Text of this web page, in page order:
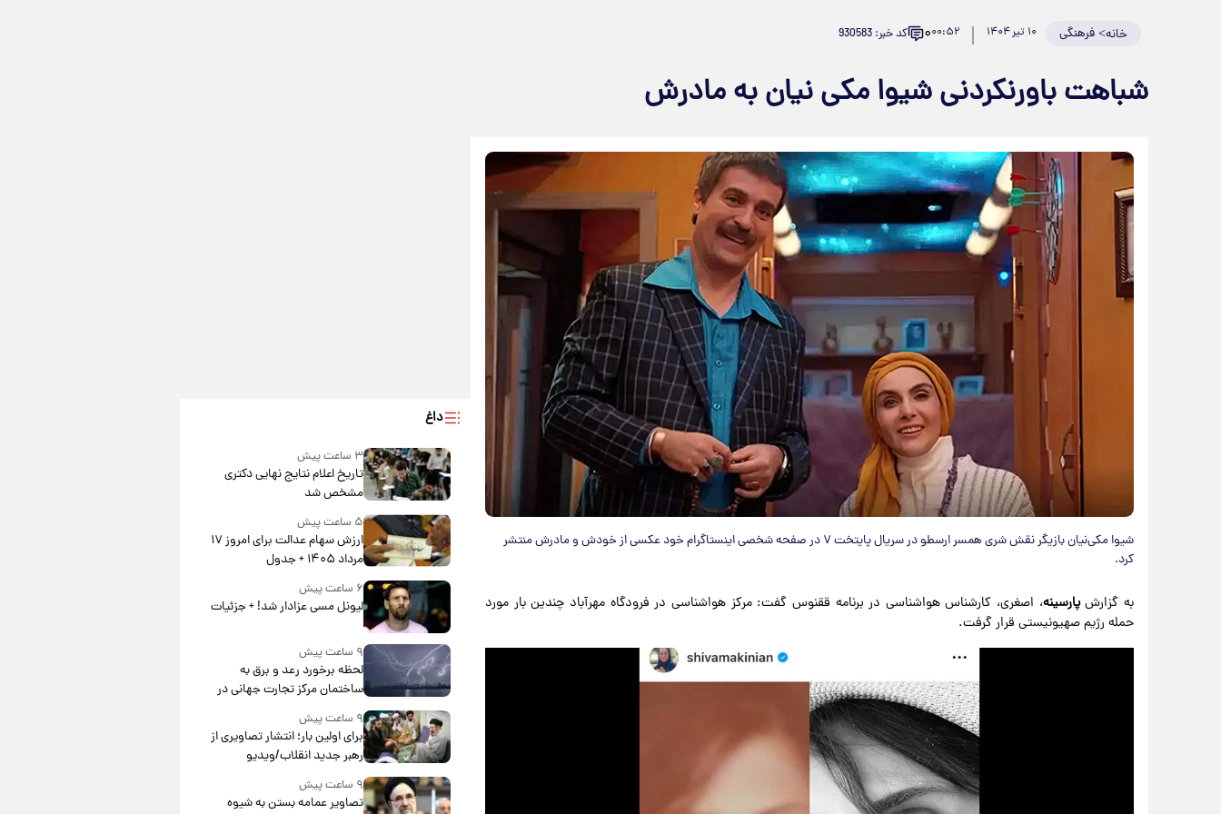
خانه>فرهنگی ۱۰ تیر ۱۴۰۴ ۰۰:۵۲۰ کد خبر: 930583
شباهت باورنکردنی شیوا مکی نیان به مادرش
شیوا مکی‌نیان بازیگر نقش شری همسر ارسطو در سریال پایتخت ۷ در صفحه شخصی اینستاگرام خود عکسی از خودش و مادرش منتشر
کرد.
به گزارشپارسینه، اصغری، کارشناس هواشناسی در برنامه ققنوس گفت: مرکز هواشناسی در فرودگاه مهرآباد چندین بار مورد
حمله رژیم صهیونیستی قرار گرفت.
داغ
۳ ساعت پیش
تاریخ اعلام نتایج نهایی دکتری
مشخص شد
۵ ساعت پیش
ارزش سهام عدالت برای امروز ۱۷
مرداد ۱۴۰۵ + جدول
۶ ساعت پیش
لیونل مسی عزادار شد! + جزئیات
۹ ساعت پیش
لحظه برخورد رعد و برق به
ساختمان مرکز تجارت جهانی در
۹ ساعت پیش
برای اولین بار؛ انتشار تصاویری از
رهبر جدید انقلاب/ویدیو
۹ ساعت پیش
تصاویر عمامه بستن به شیوه